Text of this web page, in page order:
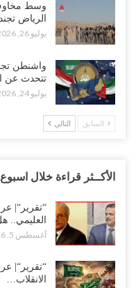
وسط مخاوف
الرياض
يوليو 26, 2026
واشنطن
تتحدث عن
يوليو 24, 2026
السابق التالي
الأكــثر قراءة خلال اسبوع
“تقرير“|
العليمي..
أغسطس 5, 2026
“تقرير“|
الانقلاب…